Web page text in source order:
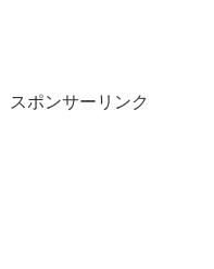
スポンサーリンク